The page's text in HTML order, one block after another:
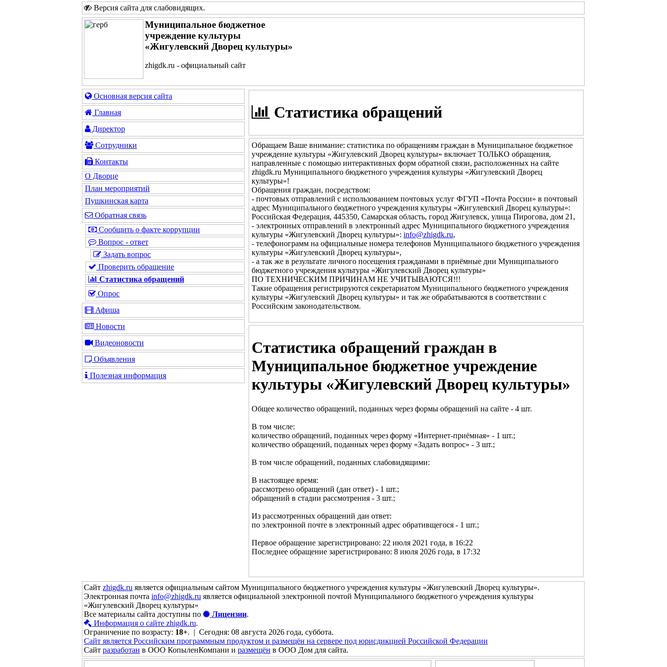
Версия сайта для слабовидящих.
Муниципальное бюджетное
учреждение культуры
«Жигулевский Дворец культуры»
zhigdk.ru - официальный сайт
Основная версия сайта
Главная
Директор
Сотрудники
Контакты
О Дворце
План мероприятий
Пушкинская карта
Обратная связь
Сообщить о факте коррупции
Вопрос - ответ
Задать вопрос
Проверить обращение
Статистика обращений
Опрос
Афиша
Новости
Видеоновости
Объявления
Полезная информация
Статистика обращений
Обращаем Ваше внимание: статистика по обращениям граждан в Муниципальное бюджетное
учреждение культуры «Жигулевский Дворец культуры» включает ТОЛЬКО обращения,
направленные с помощью интерактивных форм обратной связи, расположенных на сайте
zhigdk.ru Муниципального бюджетного учреждения культуры «Жигулевский Дворец
культуры»!
Обращения граждан, посредством:
- почтовых отправлений с использованием почтовых услуг ФГУП «Почта России» в почтовый
адрес Муниципального бюджетного учреждения культуры «Жигулевский Дворец культуры»:
Российская Федерация, 445350, Самарская область, город Жигулевск, улица Пирогова, дом 21,
- электронных отправлений в электронный адрес Муниципального бюджетного учреждения
культуры «Жигулевский Дворец культуры»: info@zhigdk.ru,
- телефонограмм на официальные номера телефонов Муниципального бюджетного учреждения
культуры «Жигулевский Дворец культуры»,
- а так же в результате личного посещения гражданами в приёмные дни Муниципального
бюджетного учреждения культуры «Жигулевский Дворец культуры»
ПО ТЕХНИЧЕСКИМ ПРИЧИНАМ НЕ УЧИТЫВАЮТСЯ!!!
Такие обращения регистрируются секретариатом Муниципального бюджетного учреждения
культуры «Жигулевский Дворец культуры» и так же обрабатываются в соответствии с
Российским законодательством.
Статистика обращений граждан в
Муниципальное бюджетное учреждение
культуры «Жигулевский Дворец культуры»
Общее количество обращений, поданных через формы обращений на сайте - 4 шт.
В том числе:
количество обращений, поданных через форму «Интернет-приёмная» - 1 шт.;
количество обращений, поданных через форму «Задать вопрос» - 3 шт.;
В том числе обращений, поданных слабовидящими:
В настоящее время:
рассмотрено обращений (дан ответ) - 1 шт.;
обращений в стадии рассмотрения - 3 шт.;
Из рассмотренных обращений дан ответ:
по электронной почте в электронный адрес обративщегося - 1 шт.;
Первое обращение зарегистрировано: 22 июля 2021 года, в 16:22
Последнее обращение зарегистрировано: 8 июля 2026 года, в 17:32
Сайт zhigdk.ru является официальным сайтом Муниципального бюджетного учреждения культуры «Жигулевский Дворец культуры».
Электронная почта info@zhigdk.ru является официальной электронной почтой Муниципального бюджетного учреждения культуры
«Жигулевский Дворец культуры»
Все материалы сайта доступны по
Лицензии.
Информация о сайте zhigdk.ru.
Ограничение по возрасту: 18+. | Сегодня: 08 августа 2026 года, суббота.
Сайт является Российским программным продуктом и размещён на сервере под юрисдикцией Российской Федерации
Сайт разработан в ООО КопыленКомпани и размещён в ООО Дом для сайта.